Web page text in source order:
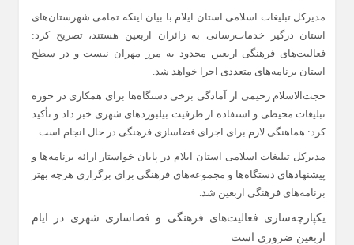
مدیرکل تبلیغات اسلامی استان ایلام با بیان اینکه تمامی شهرستان‌های
استان درگیر خدمات‌رسانی به زائران اربعین هستند، تصریح کرد:
فعالیت‌های فرهنگی اربعین محدود به مرز مهران نیست و در سطح
استان برنامه‌های متعددی اجرا خواهد شد.
حجت‌الاسلام رحیمی از آمادگی برخی دستگاه‌ها برای همکاری در حوزه
تبلیغات محیطی و استفاده از ظرفیت بیلبوردهای شهری خبر داد و تأکید
کرد: هماهنگی لازم برای اجرای فضاسازی فرهنگی در حال انجام است.
مدیرکل تبلیغات اسلامی استان ایلام در پایان خواستار ارائه برنامه‌ها و
پیشنهادهای دستگاه‌ها و مجموعه‌های فرهنگی برای برگزاری هرچه بهتر
برنامه‌های فرهنگی اربعین شد.
یکپارچه‌سازی فعالیت‌های فرهنگی و فضاسازی شهری در ایام
اربعین ضروری است